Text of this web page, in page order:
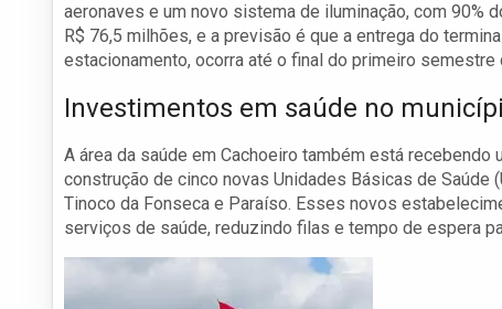
aeronaves e um novo sistema de iluminação, com 90%
R$ 76,5 milhões, e a previsão é que a entrega do
estacionamento, ocorra até o final do primeiro semestre
Investimentos em saúde no
A área da saúde em Cachoeiro também está
construção de cinco novas Unidades Básicas de
Tinoco da Fonseca e Paraíso. Esses novos
serviços de saúde, reduzindo filas e tempo de espera